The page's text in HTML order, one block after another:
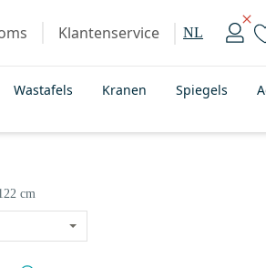
Klantenservice NL
Wastafels Kranen Spiegels
cm